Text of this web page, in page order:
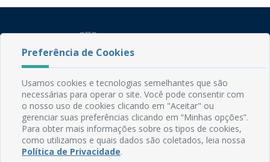
Rua do Imperador, 78, Centro
CEP: 58.280-000 - Mamanguape/PB
Fone: (83) 3292-2246
Email: comunicacao@mamanguape.pb.gov.br
Expediente: Segunda à Sexta, das 08h às 13h
Preferência de Cookies
Usamos cookies e tecnologias semelhantes que são
necessárias para operar o site. Você pode consentir com
o nosso uso de cookies clicando em "Aceitar" ou
gerenciar suas preferências clicando em “Minhas opções”.
Para obter mais informações sobre os tipos de cookies,
como utilizamos e quais dados são coletados, leia nossa
Política de Privacidade.